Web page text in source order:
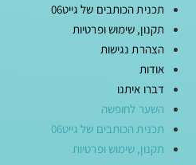
תכנית הכותבים של גייט06
תקנון, שימוש ופרטיות
הצהרת נגישות
אודות
דברו איתנו
השער לחופשה
תכנית הכותבים של גייט06
תקנון, שימוש ופרטיות